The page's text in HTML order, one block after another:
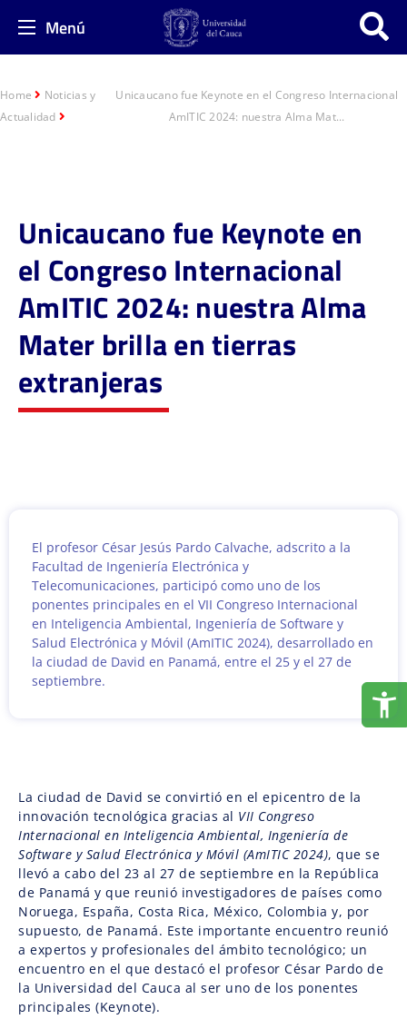
Menú
Home
Noticias y
Actualidad
Unicaucano fue Keynote en el Congreso Internacional
AmITIC 2024: nuestra Alma Mat...
Unicaucano fue Keynote en
el Congreso Internacional
AmITIC 2024: nuestra Alma
Mater brilla en tierras
extranjeras
El profesor César Jesús Pardo Calvache, adscrito a la
Facultad de Ingeniería Electrónica y
Telecomunicaciones, participó como uno de los
ponentes principales en el VII Congreso Internacional
en Inteligencia Ambiental, Ingeniería de Software y
Salud Electrónica y Móvil (AmITIC 2024), desarrollado en
la ciudad de David en Panamá, entre el 25 y el 27 de
septiembre.
La ciudad de David se convirtió en el epicentro de la
innovación tecnológica gracias al VII Congreso
Internacional en Inteligencia Ambiental, Ingeniería de
Software y Salud Electrónica y Móvil (AmITIC 2024), que se
llevó a cabo del 23 al 27 de septiembre en la República
de Panamá y que reunió investigadores de países como
Noruega, España, Costa Rica, México, Colombia y, por
supuesto, de Panamá. Este importante encuentro reunió
a expertos y profesionales del ámbito tecnológico; un
encuentro en el que destacó el profesor César Pardo de
la Universidad del Cauca al ser uno de los ponentes
principales (Keynote).